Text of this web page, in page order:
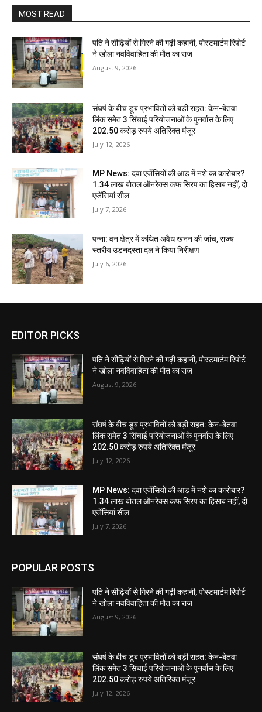
MOST READ
पति ने सीढ़ियों से गिरने की गढ़ी कहानी, पोस्टमार्टम रिपोर्ट
ने खोला नवविवाहिता की मौत का राज
August 9, 2026
संघर्ष के बीच डूब प्रभावितों को बड़ी राहत: केन-बेतवा
लिंक समेत 3 सिंचाई परियोजनाओं के पुनर्वास के लिए
202.50 करोड़ रुपये अतिरिक्त मंजूर
July 12, 2026
MP News: दवा एजेंसियों की आड़ में नशे का कारोबार?
1.34 लाख बोतल ऑनरेक्स कफ सिरप का हिसाब नहीं, दो
एजेंसियां सील
July 7, 2026
पन्ना: वन क्षेत्र में कथित अवैध खनन की जांच, राज्य
स्तरीय उड़नदस्ता दल ने किया निरीक्षण
July 6, 2026
EDITOR PICKS
पति ने सीढ़ियों से गिरने की गढ़ी कहानी, पोस्टमार्टम रिपोर्ट
ने खोला नवविवाहिता की मौत का राज
August 9, 2026
संघर्ष के बीच डूब प्रभावितों को बड़ी राहत: केन-बेतवा
लिंक समेत 3 सिंचाई परियोजनाओं के पुनर्वास के लिए
202.50 करोड़ रुपये अतिरिक्त मंजूर
July 12, 2026
MP News: दवा एजेंसियों की आड़ में नशे का कारोबार?
1.34 लाख बोतल ऑनरेक्स कफ सिरप का हिसाब नहीं, दो
एजेंसियां सील
July 7, 2026
POPULAR POSTS
पति ने सीढ़ियों से गिरने की गढ़ी कहानी, पोस्टमार्टम रिपोर्ट
ने खोला नवविवाहिता की मौत का राज
August 9, 2026
संघर्ष के बीच डूब प्रभावितों को बड़ी राहत: केन-बेतवा
लिंक समेत 3 सिंचाई परियोजनाओं के पुनर्वास के लिए
202.50 करोड़ रुपये अतिरिक्त मंजूर
July 12, 2026